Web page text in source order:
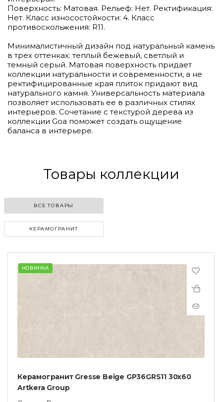
Поверхность: Матовая. Рельеф: Нет. Ректификация:
Нет. Класс износостойкости: 4. Класс
противоскольжения: R11.
Минималистичный дизайн под натуральный камень
в трех оттенках: теплый бежевый, светлый и
темный серый. Матовая поверхность придает
коллекции натуральности и современности, а не
ректифицированные края плиток придают вид
натурального камня. Универсальность материала
позволяет использовать ее в различных стилях
интерьеров. Сочетание с текстурой дерева из
коллекции Goa поможет создать ощущение
баланса в интерьере.
Товары коллекции
ВСЕ ТОВАРЫ
КЕРАМОГРАНИТ
НОВИНКА
Керамогранит Gresse Beige GP36GRS11 30х60
Artkera Group